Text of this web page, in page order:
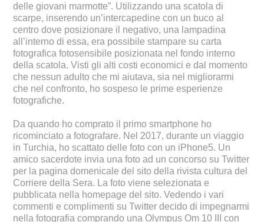
delle giovani marmotte”. Utilizzando una scatola di
scarpe, inserendo un’intercapedine con un buco al
centro dove posizionare il negativo, una lampadina
all’interno di essa, era possibile stampare su carta
fotografica fotosensibile posizionata nel fondo interno
della scatola. Visti gli alti costi economici e dal momento
che nessun adulto che mi aiutava, sia nel migliorarmi
che nel confronto, ho sospeso le prime esperienze
fotografiche.
Da quando ho comprato il primo smartphone ho
ricominciato a fotografare. Nel 2017, durante un viaggio
in Turchia, ho scattato delle foto con un iPhone5. Un
amico sacerdote invia una foto ad un concorso su Twitter
per la pagina domenicale del sito della rivista cultura del
Corriere della Sera. La foto viene selezionata e
pubblicata nella homepage del sito. Vedendo i vari
commenti e complimenti su Twitter decido di impegnarmi
nella fotografia comprando una Olympus Om 10 III con